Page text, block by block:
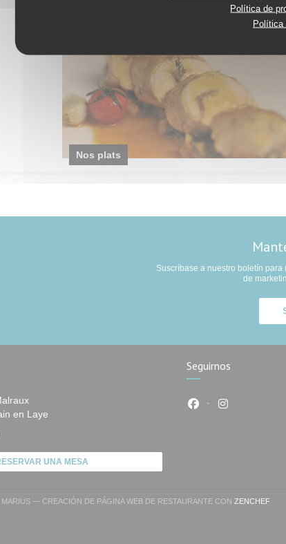
Política de
Política
Nos plats
Suscríbase a nuestro boletín
de
en Laye
UNA MESA
Seguirnos
Facebook ((abre
Instagram
— CREACIÓN DE PÁGINA WEB DE RESTAURANTE CON ZENCHEF